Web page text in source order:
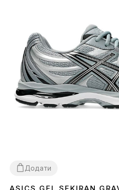
Додати
ASICS GEL SEKIRAN